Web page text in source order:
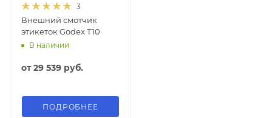
3
Внешний смотчик
этикеток Godex T10
В наличии
от29 539 руб.
ПОДРОБНЕЕ